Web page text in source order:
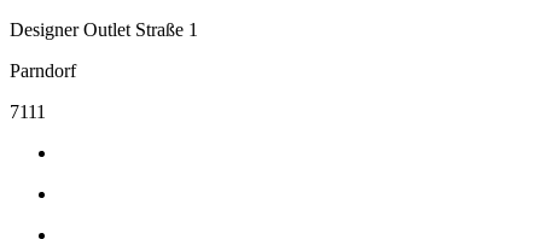
Designer Outlet Straße 1
Parndorf
7111